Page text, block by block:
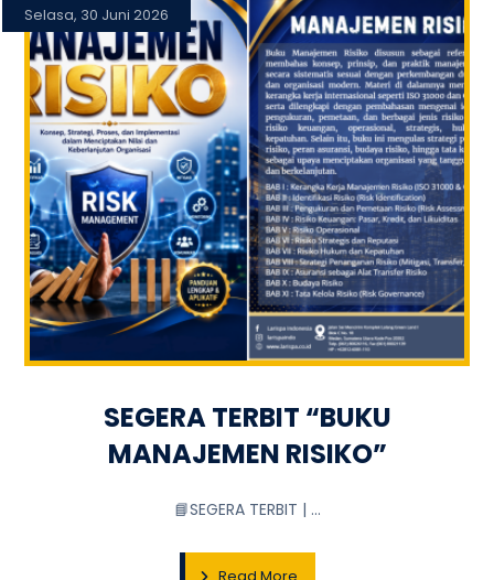
SEGERA TERBIT “BUKU
MANAJEMEN RISIKO”
Selasa, 30 Juni 2026
📘SEGERA TERBIT | ...